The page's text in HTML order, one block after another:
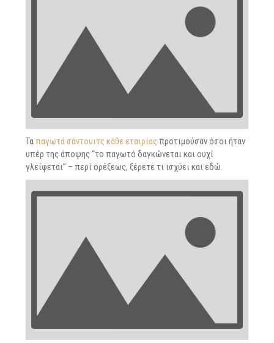
Ταπαγωτά σάντουιτς κάθε εταιρίας προτιμούσαν όσοι ήταν
υπέρ της άποψης “το παγωτό δαγκώνεται και ουχί
γλείφεται” – περί ορέξεως, ξέρετε τι ισχύει και εδώ.